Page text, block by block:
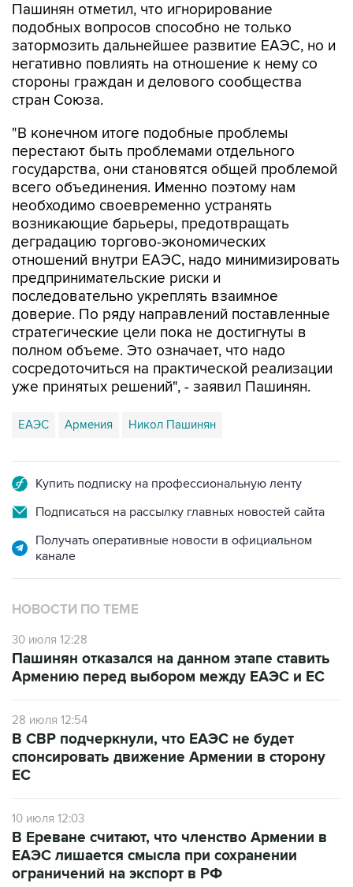
Пашинян отметил, что игнорирование
подобных вопросов способно не только
затормозить дальнейшее развитие ЕАЭС, но и
негативно повлиять на отношение к нему со
стороны граждан и делового сообщества
стран Союза.
"В конечном итоге подобные проблемы
перестают быть проблемами отдельного
государства, они становятся общей проблемой
всего объединения. Именно поэтому нам
необходимо своевременно устранять
возникающие барьеры, предотвращать
деградацию торгово-экономических
отношений внутри ЕАЭС, надо минимизировать
предпринимательские риски и
последовательно укреплять взаимное
доверие. По ряду направлений поставленные
стратегические цели пока не достигнуты в
полном объеме. Это означает, что надо
сосредоточиться на практической реализации
уже принятых решений", - заявил Пашинян.
ЕАЭС Армения Никол Пашинян
Купить подписку на профессиональную ленту
Подписаться на рассылку главных новостей сайта
Получать оперативные новости в официальном
канале
НОВОСТИ ПО ТЕМЕ
30 июля 12:28
Пашинян отказался на данном этапе ставить
Армению перед выбором между ЕАЭС и ЕС
28 июля 12:54
В СВР подчеркнули, что ЕАЭС не будет
спонсировать движение Армении в сторону
ЕС
10 июля 12:03
В Ереване считают, что членство Армении в
ЕАЭС лишается смысла при сохранении
ограничений на экспорт в РФ